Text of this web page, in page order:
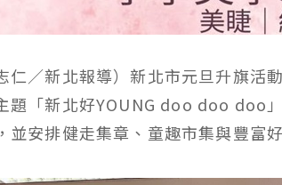
仁／新北報導）新北市元旦升旗
題「新北好YOUNG doo doo doo
並安排健走集章、童趣市集與豐富